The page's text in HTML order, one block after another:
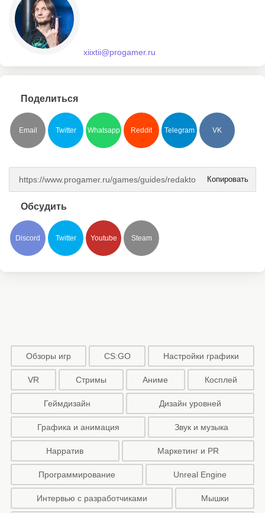
xiixtii@progamer.ru
Поделиться
Email Twitter Whatsapp Reddit Telegram VK
Копировать
Обсудить
Discord Twitter Youtube Steam
Обзоры игр CS:GO Настройки графики
VR Стримы Аниме Косплей
Геймдизайн Дизайн уровней
Графика и анимация Звук и музыка
Нарратив Маркетинг и PR
Программирование Unreal Engine
Интервью с разработчиками Мышки